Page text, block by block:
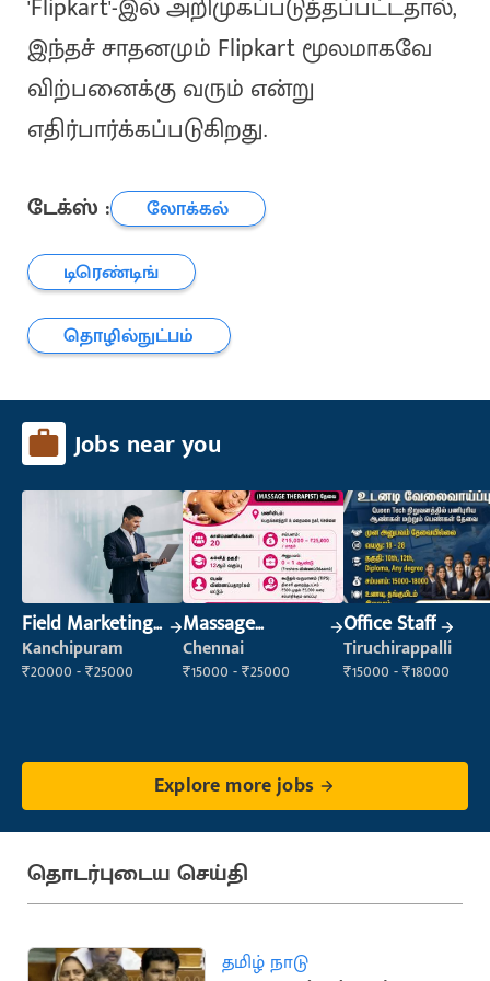
'Flipkart'-இல் அறிமுகப்படுத்தப்பட்டதால்,
இந்தச் சாதனமும் Flipkart மூலமாகவே
விற்பனைக்கு வரும் என்று
எதிர்பார்க்கப்படுகிறது.
டேக்ஸ் :
லோக்கல்
டிரெண்டிங்
தொழில்நுட்பம்
Jobs near you
Field Marketing
Executive
Kanchipuram
₹20000 - ₹25000
Massage
Therapist
Chennai
₹15000 - ₹25000
Office Staff
Tiruchirappalli
₹15000 - ₹18000
Explore more jobs
தொடர்புடைய செய்தி
தமிழ் நாடு